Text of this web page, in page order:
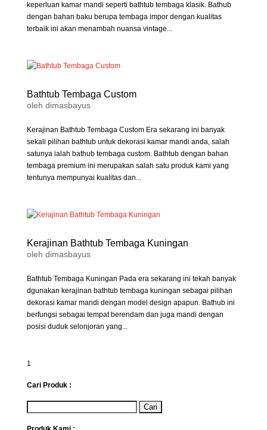
keperluan kamar mandi seperti bathtub tembaga klasik. Bathub
dengan bahan baku berupa tembaga impor dengan kualitas
terbaik ini akan menambah nuansa vintage...
Bathtub Tembaga Custom
oleh dimasbayus
Kerajinan Bathtub Tembaga Custom Era sekarang ini banyak
sekali pilihan bathtub untuk dekorasi kamar mandi anda, salah
satunya ialah bathub tembaga custom. Bathtub dengan bahan
tembaga premium ini merupakan salah satu produk kami yang
tentunya mempunyai kualitas dan...
Kerajinan Bathtub Tembaga Kuningan
oleh dimasbayus
Bathtub Tembaga Kuningan Pada era sekarang ini tekah banyak
dgunakan kerajinan bathtub tembaga kuningan sebagai pilihan
dekorasi kamar mandi dengan model design apapun. Bathub ini
berfungsi sebagai tempat berendam dan juga mandi dengan
posisi duduk selonjoran yang...
1
Cari Produk :